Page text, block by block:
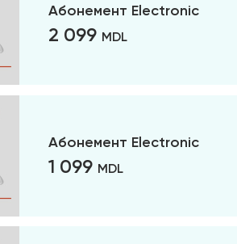
Абонемент Electronic
2 099 MDL
Абонемент Electronic
1 099 MDL